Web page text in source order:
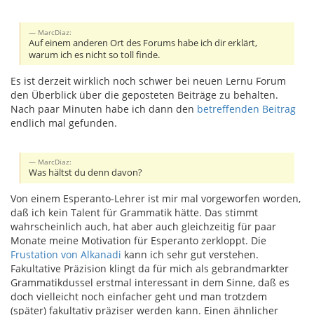
MarcDiaz:
Auf einem anderen Ort des Forums habe ich dir erklärt,
warum ich es nicht so toll finde.
Es ist derzeit wirklich noch schwer bei neuen Lernu Forum
den Überblick über die geposteten Beiträge zu behalten.
Nach paar Minuten habe ich dann den betreffenden Beitrag
endlich mal gefunden.
MarcDiaz:
Was hältst du denn davon?
Von einem Esperanto-Lehrer ist mir mal vorgeworfen worden,
daß ich kein Talent für Grammatik hätte. Das stimmt
wahrscheinlich auch, hat aber auch gleichzeitig für paar
Monate meine Motivation für Esperanto zerkloppt. Die
Frustation von Alkanadi kann ich sehr gut verstehen.
Fakultative Präzision klingt da für mich als gebrandmarkter
Grammatikdussel erstmal interessant in dem Sinne, daß es
doch vielleicht noch einfacher geht und man trotzdem
(später) fakultativ präziser werden kann. Einen ähnlicher